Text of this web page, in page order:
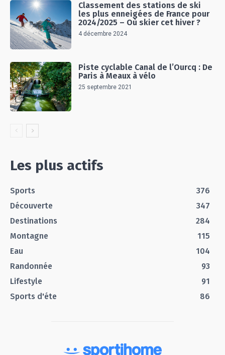
Classement des stations de ski
les plus enneigées de France pour
2024/2025 – Où skier cet hiver ?
4 décembre 2024
Piste cyclable Canal de l’Ourcq : De
Paris à Meaux à vélo
25 septembre 2021
Les plus actifs
Sports
376
Découverte
347
Destinations
284
Montagne
115
Eau
104
Randonnée
93
Lifestyle
91
Sports d'éte
86